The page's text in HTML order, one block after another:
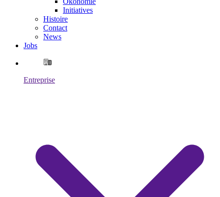
Initiatives
Histoire
Contact
News
Jobs
Entreprise